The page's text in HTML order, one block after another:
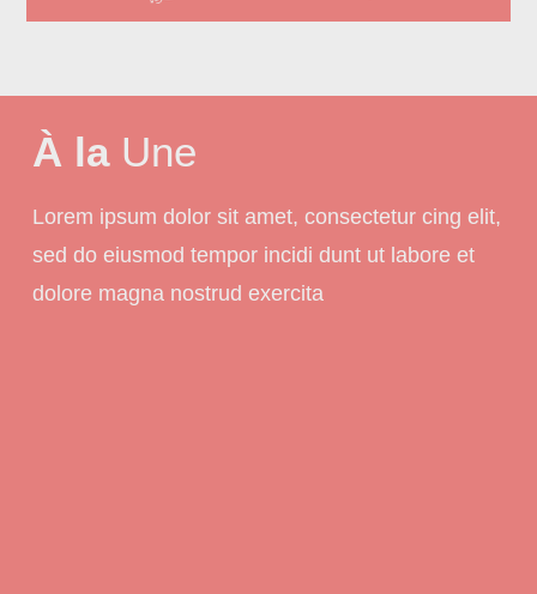
À laUne
Lorem ipsum dolor sit amet, consectetur cing elit,
sed do eiusmod tempor incidi dunt ut labore et
dolore magna nostrud exercita